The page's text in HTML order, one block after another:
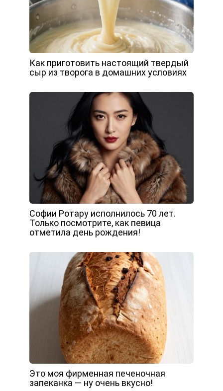
Как приготовить настоящий твердый
сыр из творога в домашних условиях
Софии Ротару исполнилось 70 лет.
Только посмотрите, как певица
отметила день рождения!
Это моя фирменная печеночная
запеканка — ну очень вкусно!